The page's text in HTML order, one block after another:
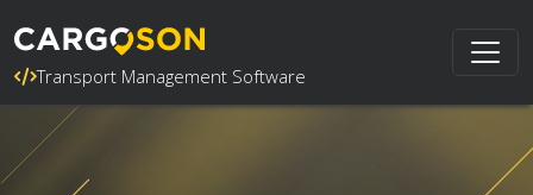
Transport Management Software